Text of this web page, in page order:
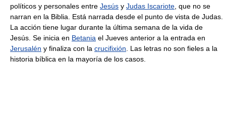
políticos y personales entre Jesús y Judas Iscariote , que no se
narran en la Biblia. Está narrada desde el punto de vista de Judas.
La acción tiene lugar durante la última semana de la vida de
Jesús. Se inicia en Betania el Jueves anterior a la entrada en
Jerusalén y finaliza con la crucifixión . Las letras no son fieles a la
historia bíblica en la mayoría de los casos.